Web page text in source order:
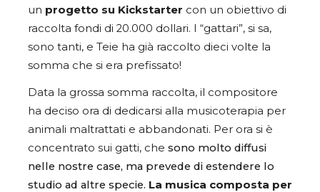
un progetto su Kickstarter con un obiettivo di
raccolta fondi di 20.000 dollari. I “gattari”, si sa,
sono tanti, e Teie ha già raccolto dieci volte la
somma che si era prefissato!
Data la grossa somma raccolta, il compositore
ha deciso ora di dedicarsi alla musicoterapia per
animali maltrattati e abbandonati. Per ora si è
concentrato sui gatti, che sono molto diffusi
nelle nostre case, ma prevede di estendere lo
studio ad altre specie. La musica composta per